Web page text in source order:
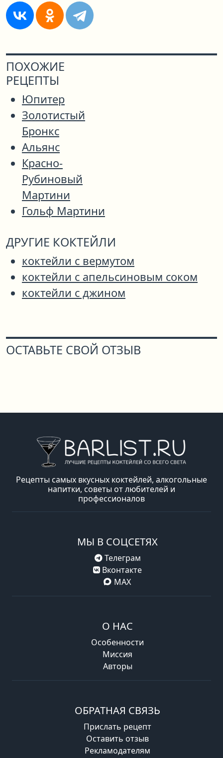
ПОХОЖИЕ
РЕЦЕПТЫ
Юпитер
Золотистый
Бронкс
Альянс
Красно-
Рубиновый
Мартини
Гольф Мартини
ДРУГИЕ КОКТЕЙЛИ
коктейли с вермутом
коктейли с апельсиновым соком
коктейли с джином
ОСТАВЬТЕ СВОЙ ОТЗЫВ
Рецепты самых вкусных коктейлей, алкогольные
напитки, советы от любителей и
профессионалов
МЫ В СОЦСЕТЯХ
Телеграм
Вконтакте
MAX
О НАС
Особенности
Миссия
Авторы
ОБРАТНАЯ СВЯЗЬ
Прислать рецепт
Оставить отзыв
Рекламодателям